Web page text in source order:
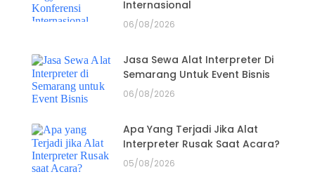
Internasional
06/08/2026
Jasa Sewa Alat Interpreter Di
Semarang Untuk Event Bisnis
06/08/2026
Apa Yang Terjadi Jika Alat
Interpreter Rusak Saat Acara?
05/08/2026